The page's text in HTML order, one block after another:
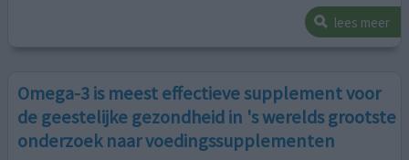
lees meer
Omega-3 is meest effectieve supplement voor
de geestelijke gezondheid in 's werelds grootste
onderzoek naar voedingssupplementen